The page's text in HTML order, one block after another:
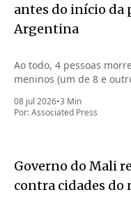
antes do início da
Argentina
Ao todo, 4 pessoas
meninos (um de 8 e
08 jul 2026•3 Min
Por:Associated Press
Governo do Mali
contra cidades do